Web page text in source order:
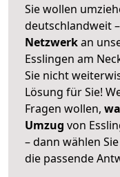
Sie wollen
deutschlandweit
Netzwerkan
Esslingen am
Sie nicht
Lösung für Sie!
Fragen wollen,
Umzug von
– dann wählen
die passende